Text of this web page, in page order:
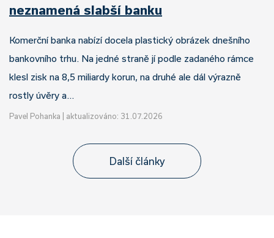
neznamená slabší banku
Komerční banka nabízí docela plastický obrázek dnešního
bankovního trhu. Na jedné straně jí podle zadaného rámce
klesl zisk na 8,5 miliardy korun, na druhé ale dál výrazně
rostly úvěry a…
Pavel Pohanka aktualizováno: 31.07.2026
Další články